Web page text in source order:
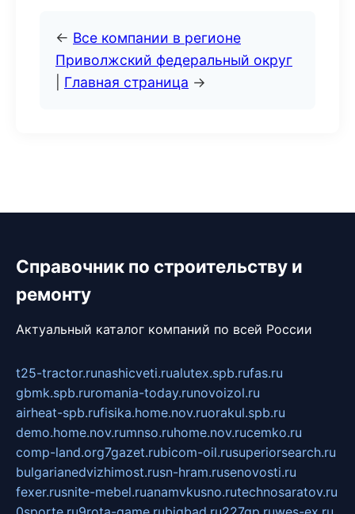
← Все компании в регионе
Приволжский федеральный округ
Главная страница →
Справочник по строительству и
ремонту
Актуальный каталог компаний по всей России
t25-tractor.runashicveti.rualutex.spb.rufas.ru
gbmk.spb.ruromania-today.runovoizol.ru
airheat-spb.rufisika.home.nov.ruorakul.spb.ru
demo.home.nov.rumnso.ruhome.nov.rucemko.ru
comp-land.org7gazet.rubicom-oil.rusuperiorsearch.ru
bulgarianedvizhimost.rusn-hram.rusenovosti.ru
fexer.rusnite-mebel.ruanamvkusno.rutechnosaratov.ru